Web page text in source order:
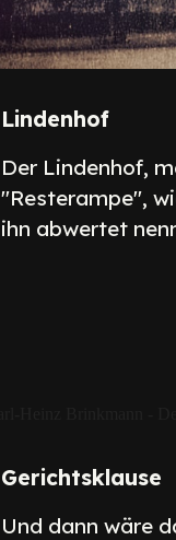
Lindenhof
Der Lindenhof,
"Resterampe",
ihn abwertet
Gerichtsklause
Und dann wäre